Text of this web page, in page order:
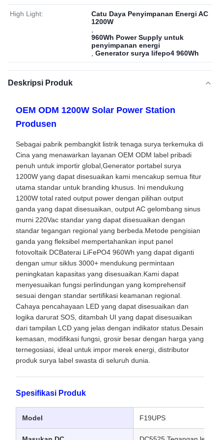
High Light:
Catu Daya Penyimpanan Energi AC
1200W
960Wh Power Supply untuk
penyimpanan energi
Generator surya lifepo4 960Wh
Deskripsi Produk
OEM ODM 1200W Solar Power Station
Produsen
Sebagai pabrik pembangkit listrik tenaga surya terkemuka di
Cina yang menawarkan layanan OEM ODM label pribadi
penuh untuk importir global,Generator portabel surya
1200W yang dapat disesuaikan kami mencakup semua fitur
utama standar untuk branding khusus. Ini mendukung
1200W total rated output power dengan pilihan output
ganda yang dapat disesuaikan, output AC gelombang sinus
murni 220Vac standar yang dapat disesuaikan dengan
standar tegangan regional yang berbeda.Metode pengisian
ganda yang fleksibel mempertahankan input panel
fotovoltaik DCBaterai LiFePO4 960Wh yang dapat diganti
dengan umur siklus 3000+ mendukung permintaan
peningkatan kapasitas yang disesuaikan.Kami dapat
menyesuaikan fungsi perlindungan yang komprehensif
sesuai dengan standar sertifikasi keamanan regional.
Cahaya pencahayaan LED yang dapat disesuaikan dan
logika darurat SOS, ditambah UI yang dapat disesuaikan
dari tampilan LCD yang jelas dengan indikator status.Desain
kemasan, modifikasi fungsi, grosir besar dengan harga yang
ternegosiasi, ideal untuk impor merek energi, distributor
produk surya label swasta di seluruh dunia.
Spesifikasi Produk
Model F19UPS